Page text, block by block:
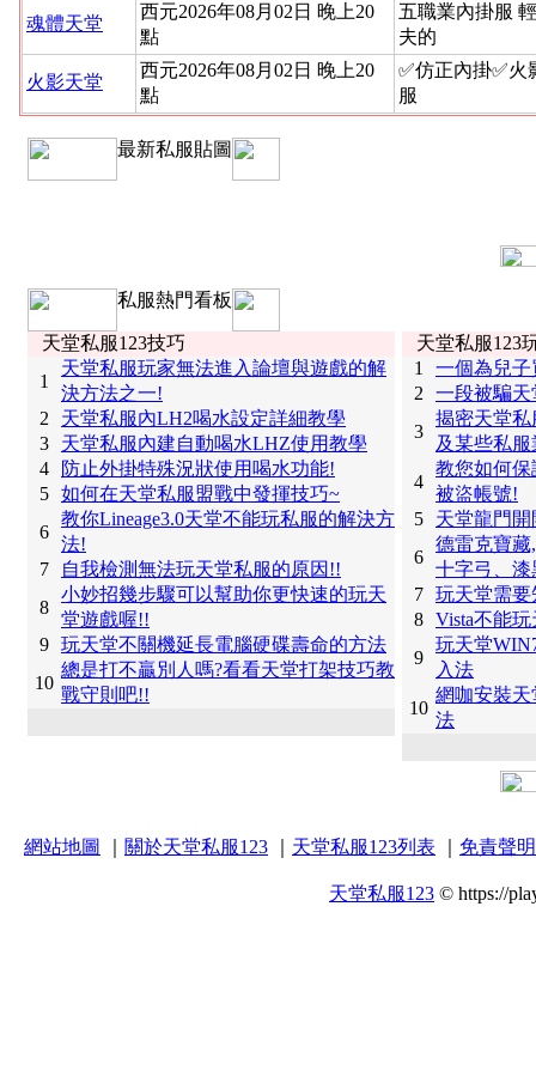
魂體天堂
西元2026年08月02日 晚上20
點
五職業內掛服
夫的
火影天堂
西元2026年08月02日 晚上20
點
✅仿正內掛✅火
服
最新私服貼圖
私服熱門看板
天堂私服123技巧
1
天堂私服玩家無法進入論壇與遊戲的解
決方法之一!
2
天堂私服內LH2喝水設定詳細教學
3
天堂私服內建自動喝水LHZ使用教學
4
防止外掛特殊況狀使用喝水功能!
5 如何在天堂私服盟戰中發揮技巧~
6
教你Lineage3.0天堂不能玩私服的解決方
法!
7
自我檢測無法玩天堂私服的原因!!
8
小妙招幾步驟可以幫助你更快速的玩天
堂遊戲喔!!
9 玩天堂不關機延長電腦硬碟壽命的方法
10
總是打不贏別人嗎?看看天堂打架技巧教
戰守則吧!!
天堂私服123
1
一個為兒
2
一段被騙
3
揭密天堂
及某些私
4
教您如何
被盜帳號!
5
天堂龍門
6
德雷克寶
十字弓、
7 玩天堂需
8 Vista不能
9
玩天堂
入法
10
網咖安裝
法
網站地圖 關於天堂私服123 天堂私服123列表 免責聲明
天堂私服123 © https://